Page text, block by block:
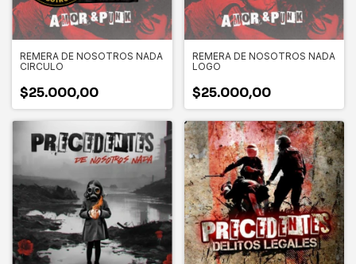
REMERA DE NOSOTROS NADA
CIRCULO
$25.000,00
REMERA DE NOSOTROS NADA
LOGO
$25.000,00